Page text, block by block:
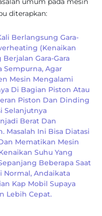
diterapkan:
Berlangsung Gara-
(kenaikan
Gara-Gara
Sempurna, Agar
Mesin Mengalami
Di Bagian Piston Atau
Piston Dan Dinding
Selanjutnya
Berat Dan
Masalah Ini Bisa Diatasi
Mematikan Mesin
Suhu Yang
Beberapa Saat
Normal, Andaikata
Kap Mobil Supaya
Lebih Cepat.